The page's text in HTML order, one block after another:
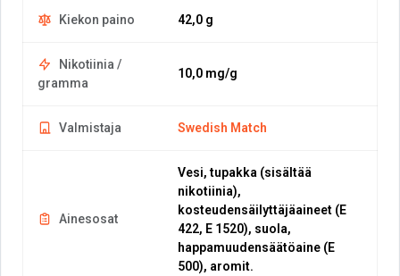
Kiekon paino 42,0 g
Nikotiinia /
gramma
10,0 mg/g
Valmistaja Swedish Match
Ainesosat
Vesi, tupakka (sisältää
nikotiinia),
kosteudensäilyttäjäaineet (E
422, E 1520), suola,
happamuudensäätöaine (E
500), aromit.